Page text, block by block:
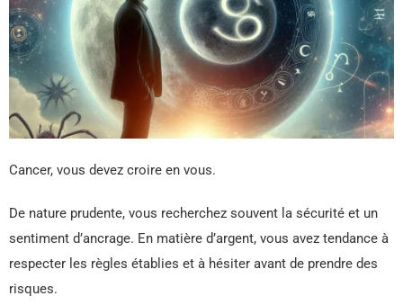
Cancer, vous devez croire en vous.
De nature prudente, vous recherchez souvent la sécurité et un
sentiment d’ancrage. En matière d’argent, vous avez tendance à
respecter les règles établies et à hésiter avant de prendre des
risques.